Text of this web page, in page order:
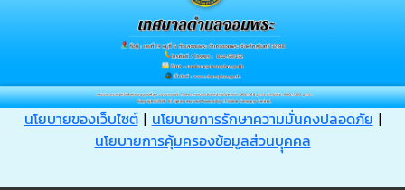
นโยบายของเว็บไซต์| นโยบายการรักษาความมั่นคงปลอดภัย |
นโยบายการคุ้มครองข้อมูลส่วนบุุคคล